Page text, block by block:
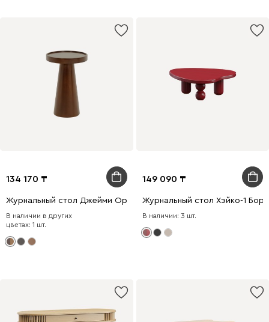
134 170
Журнальный стол Джейми Ореx
В наличии в других
цветах: 1 шт.
149 090
Журнальный стол Хэйко-1
В наличии: 3 шт.